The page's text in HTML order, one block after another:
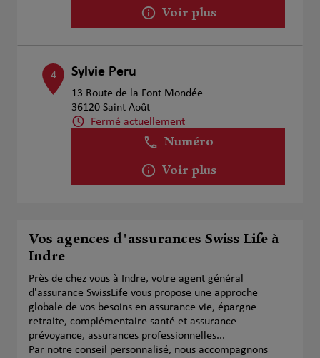
Voir plus
4 Sylvie Peru
13 Route de la Font Mondée
36120 Saint Août
Fermé actuellement
Numéro
Voir plus
Vos agences d'assurances Swiss Life à
Indre
Près de chez vous à Indre, votre agent général
d'assurance SwissLife vous propose une approche
globale de vos besoins en assurance vie, épargne
retraite, complémentaire santé et assurance
prévoyance, assurances professionnelles...
Par notre conseil personnalisé, nous accompagnons